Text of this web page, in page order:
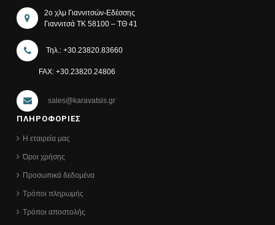
2ο χλμ Γιαννιτσών-Εδέσσης
Γιαννιτσά ΤΚ 58100 – ΤΘ 41
Τηλ.: +30.23820.83660
FAX: +30.23820.24806
sales@karavatsis.gr
ΠΛΗΡΟΦΟΡΙΕΣ
Η εταιρεία μας
Όροι χρήσης
Προσωπικά δεδομένα
Τρόποι πληρωμής
Τρόποι αποστολής